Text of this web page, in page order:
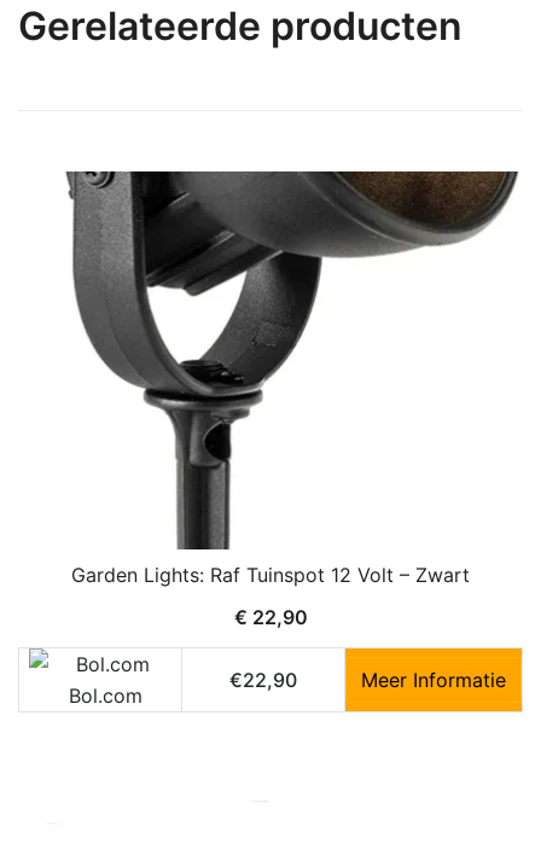
Gerelateerde producten
Garden Lights: Raf Tuinspot 12 Volt – Zwart
€ 22,90
Bol.com
€22,90 Meer Informatie